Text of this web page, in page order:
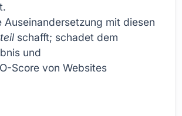
Auseinandersetzung mit diesen
schafft; schadet dem
und
Score von Websites